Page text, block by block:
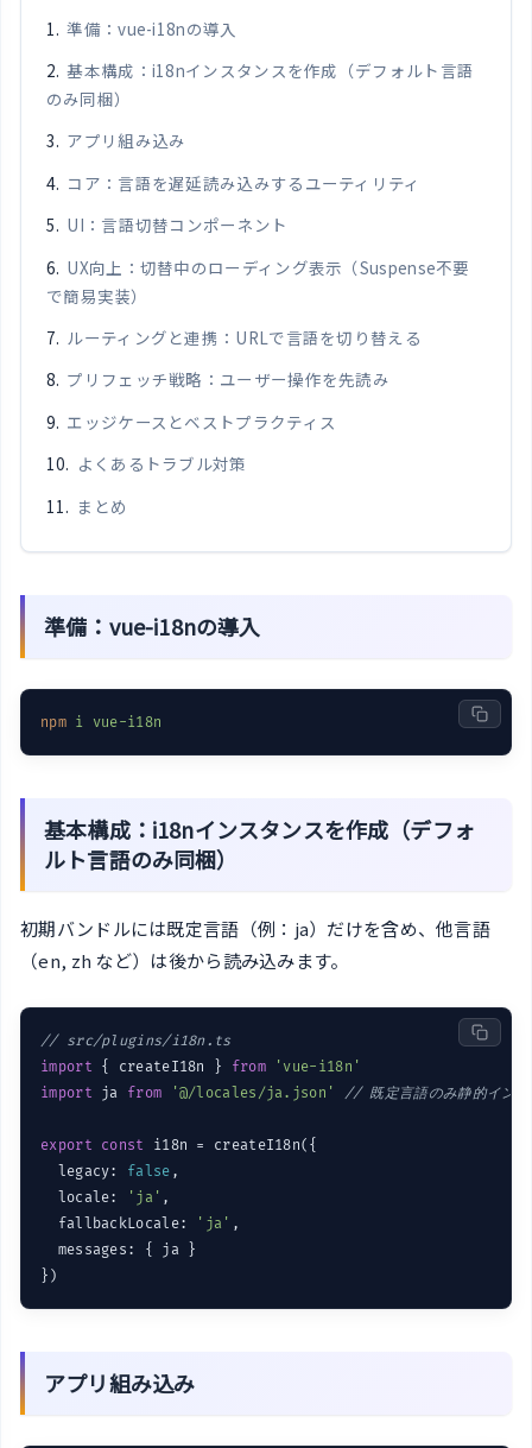
準備：vue-i18nの導入
基本構成：i18nインスタンスを作成（デフォルト言語
のみ同梱）
アプリ組み込み
コア：言語を遅延読み込みするユーティリティ
UI：言語切替コンポーネント
UX向上：切替中のローディング表示（Suspense不要
で簡易実装）
ルーティングと連携：URLで言語を切り替える
プリフェッチ戦略：ユーザー操作を先読み
エッジケースとベストプラクティス
よくあるトラブル対策
まとめ
準備：vue-i18nの導入
npm i vue-i18n
基本構成：i18nインスタンスを作成（デフォ
ルト言語のみ同梱）
初期バンドルには既定言語（例：ja）だけを含め、他言語
（en, zh など）は後から読み込みます。
// src/plugins/i18n.ts
import { createI18n } from
'vue-i18n'
import ja from '@/locales/ja.json' // 既定言語のみ静的インポ
export const
i18n = createI18n({
  legacy:
false ,
  locale:
'ja' ,
  fallbackLocale:
'ja' ,
  messages: { ja }
アプリ組み込み